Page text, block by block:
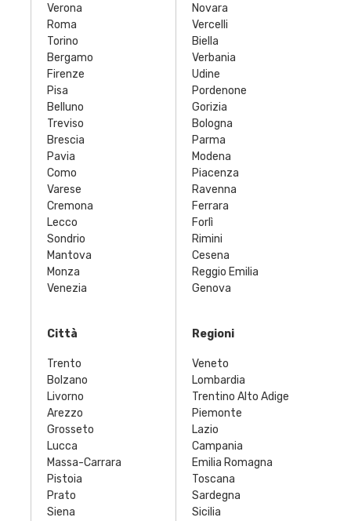
Verona
Roma
Torino
Bergamo
Firenze
Pisa
Belluno
Treviso
Brescia
Pavia
Como
Varese
Cremona
Lecco
Sondrio
Mantova
Monza
Venezia
Novara
Vercelli
Biella
Verbania
Udine
Pordenone
Gorizia
Bologna
Parma
Modena
Piacenza
Ravenna
Ferrara
Forlì
Rimini
Cesena
Reggio Emilia
Genova
Città
Trento
Bolzano
Livorno
Arezzo
Grosseto
Lucca
Massa-Carrara
Pistoia
Prato
Siena
Regioni
Veneto
Lombardia
Trentino Alto Adige
Piemonte
Lazio
Campania
Emilia Romagna
Toscana
Sardegna
Sicilia